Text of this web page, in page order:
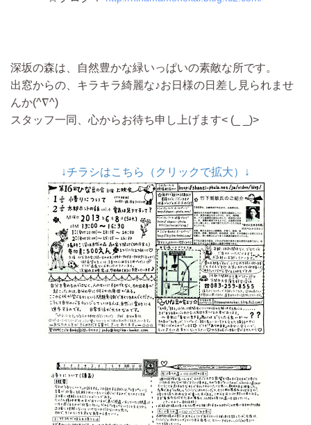
深坂の森は、自然豊かな緑いっぱいの素敵な所です。
出窓からの、キラキラ綺麗な♪お日様の日差し見られませ
んか(^∇^)
スタッフ一同、心からお待ち申し上げます< (_ _)>
↓チラシはこちら（クリックで拡大）↓